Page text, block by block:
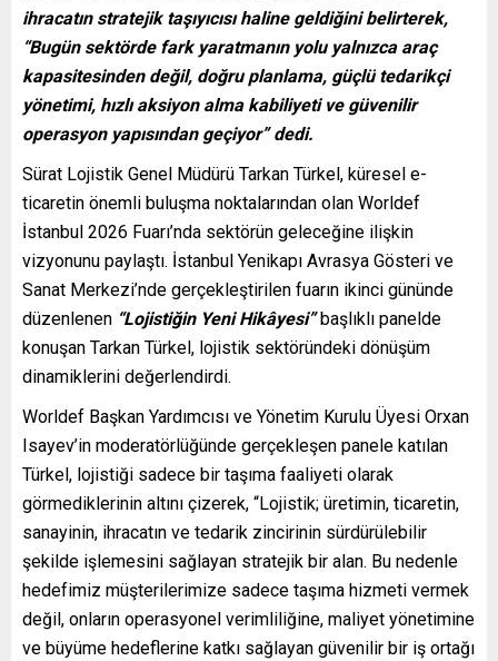
ihracatın stratejik taşıyıcısı haline geldiğini belirterek,
“Bugün sektörde fark yaratmanın yolu yalnızca araç
kapasitesinden değil, doğru planlama, güçlü tedarikçi
yönetimi, hızlı aksiyon alma kabiliyeti ve güvenilir
operasyon yapısından geçiyor” dedi.
Sürat Lojistik Genel Müdürü Tarkan Türkel, küresel e-
ticaretin önemli buluşma noktalarından olan Worldef
İstanbul 2026 Fuarı’nda sektörün geleceğine ilişkin
vizyonunu paylaştı. İstanbul Yenikapı Avrasya Gösteri ve
Sanat Merkezi’nde gerçekleştirilen fuarın ikinci gününde
düzenlenen “Lojistiğin Yeni Hikâyesi”başlıklı panelde
konuşan Tarkan Türkel, lojistik sektöründeki dönüşüm
dinamiklerini değerlendirdi.
Worldef Başkan Yardımcısı ve Yönetim Kurulu Üyesi Orxan
Isayev’in moderatörlüğünde gerçekleşen panele katılan
Türkel, lojistiği sadece bir taşıma faaliyeti olarak
görmediklerinin altını çizerek, “Lojistik; üretimin, ticaretin,
sanayinin, ihracatın ve tedarik zincirinin sürdürülebilir
şekilde işlemesini sağlayan stratejik bir alan. Bu nedenle
hedefimiz müşterilerimize sadece taşıma hizmeti vermek
değil, onların operasyonel verimliliğine, maliyet yönetimine
ve büyüme hedeflerine katkı sağlayan güvenilir bir iş ortağı